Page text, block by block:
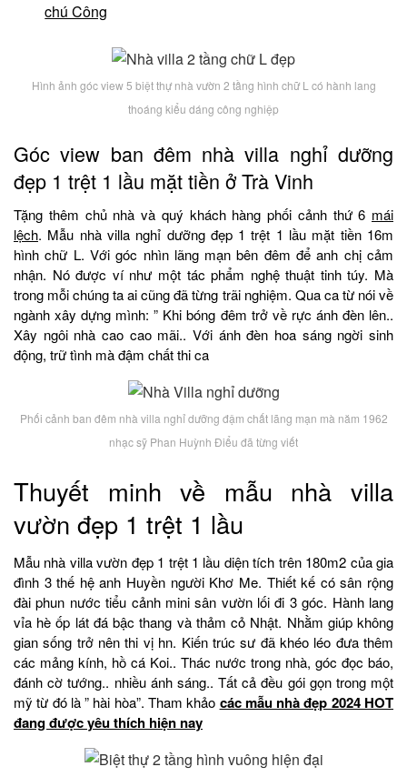
chú Công
Hình ảnh góc view 5 biệt thự nhà vườn 2 tầng hình chữ L có hành lang
thoáng kiểu dáng công nghiệp
Góc view ban đêm nhà villa nghỉ dưỡng
đẹp 1 trệt 1 lầu mặt tiền ở Trà Vinh
Tặng thêm chủ nhà và quý khách hàng phối cảnh thứ 6 mái
lệch. Mẫu nhà villa nghỉ dưỡng đẹp 1 trệt 1 lầu mặt tiền 16m
hình chữ L. Với góc nhìn lãng mạn bên đêm để anh chị cảm
nhận. Nó được ví như một tác phẩm nghệ thuật tinh túy. Mà
trong mỗi chúng ta ai cũng đã từng trãi nghiệm. Qua ca từ nói về
ngành xây dựng mình: ” Khi bóng đêm trở về rực ánh đèn lên..
Xây ngôi nhà cao cao mãi.. Với ánh đèn hoa sáng ngời sinh
động, trữ tình mà đậm chất thi ca
Phối cảnh ban đêm nhà villa nghỉ dưỡng đậm chất lãng mạn mà năm 1962
nhạc sỹ Phan Huỳnh Điểu đã từng viết
Thuyết minh về mẫu nhà villa
vườn đẹp 1 trệt 1 lầu
Mẫu nhà villa vườn đẹp 1 trệt 1 lầu diện tích trên 180m2 của gia
đình 3 thế hệ anh Huyền người Khơ Me. Thiết kế có sân rộng
đài phun nước tiểu cảnh mini sân vườn lối đi 3 góc. Hành lang
vỉa hè ốp lát đá bậc thang và thảm cỏ Nhật. Nhằm giúp không
gian sống trở nên thi vị hn. Kiến trúc sư đã khéo léo đưa thêm
các mảng kính, hồ cá Koi.. Thác nước trong nhà, góc đọc báo,
đánh cờ tướng.. nhiều ánh sáng.. Tất cả đều gói gọn trong một
mỹ từ đó là ” hài hòa”. Tham khảo các mẫu nhà đẹp 2024 HOT
đang được yêu thích hiện nay